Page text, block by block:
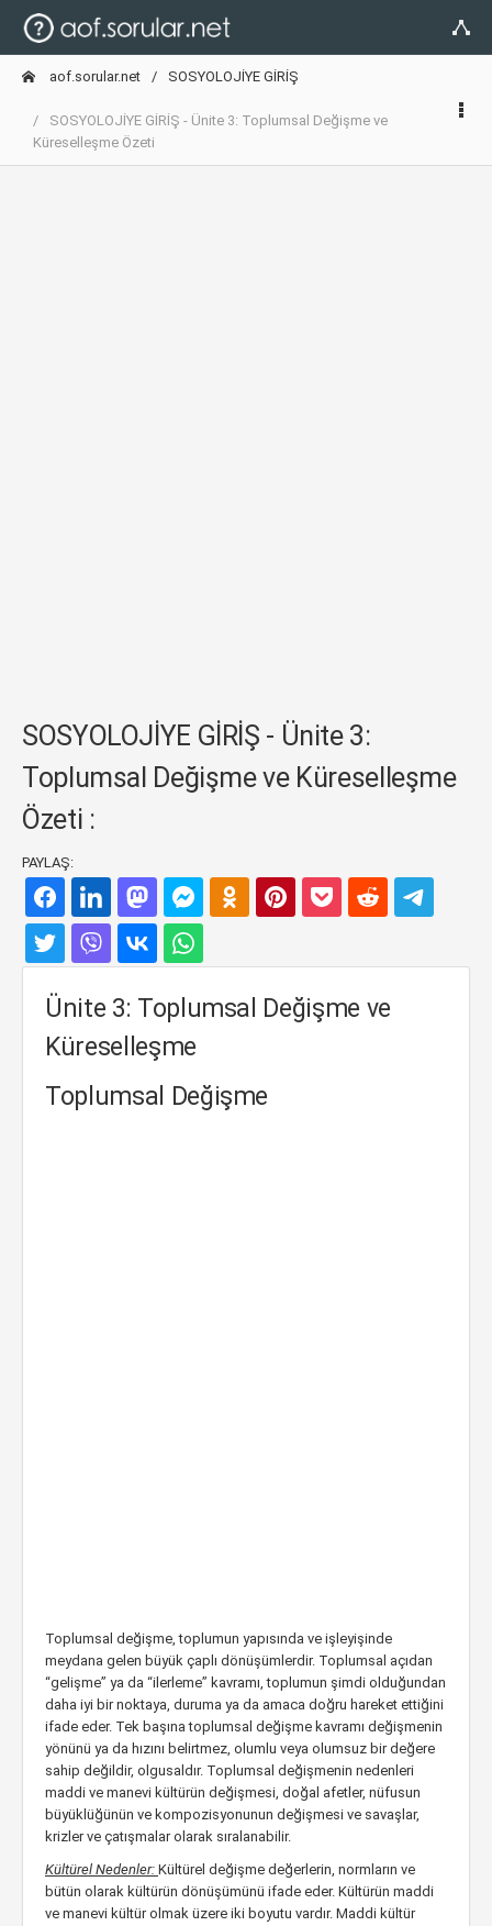
aof.sorular.net SOSYOLOJİYE GİRİŞ
SOSYOLOJİYE GİRİŞ - Ünite 3: Toplumsal Değişme ve
Küreselleşme Özeti
SOSYOLOJİYE GİRİŞ - Ünite 3:
Toplumsal Değişme ve Küreselleşme
Özeti :
PAYLAŞ:
Ünite 3: Toplumsal Değişme ve
Küreselleşme
Toplumsal Değişme
Toplumsal değişme, toplumun yapısında ve işleyişinde
meydana gelen büyük çaplı dönüşümlerdir. Toplumsal açıdan
“gelişme” ya da “ilerleme” kavramı, toplumun şimdi olduğundan
daha iyi bir noktaya, duruma ya da amaca doğru hareket ettiğini
ifade eder. Tek başına toplumsal değişme kavramı değişmenin
yönünü ya da hızını belirtmez, olumlu veya olumsuz bir değere
sahip değildir, olgusaldır. Toplumsal değişmenin nedenleri
maddi ve manevi kültürün değişmesi, doğal afetler, nüfusun
büyüklüğünün ve kompozisyonunun değişmesi ve savaşlar,
krizler ve çatışmalar olarak sıralanabilir.
Kültürel Nedenler: Kültürel değişme değerlerin, normların ve
bütün olarak kültürün dönüşümünü ifade eder. Kültürün maddi
ve manevi kültür olmak üzere iki boyutu vardır. Maddi kültür